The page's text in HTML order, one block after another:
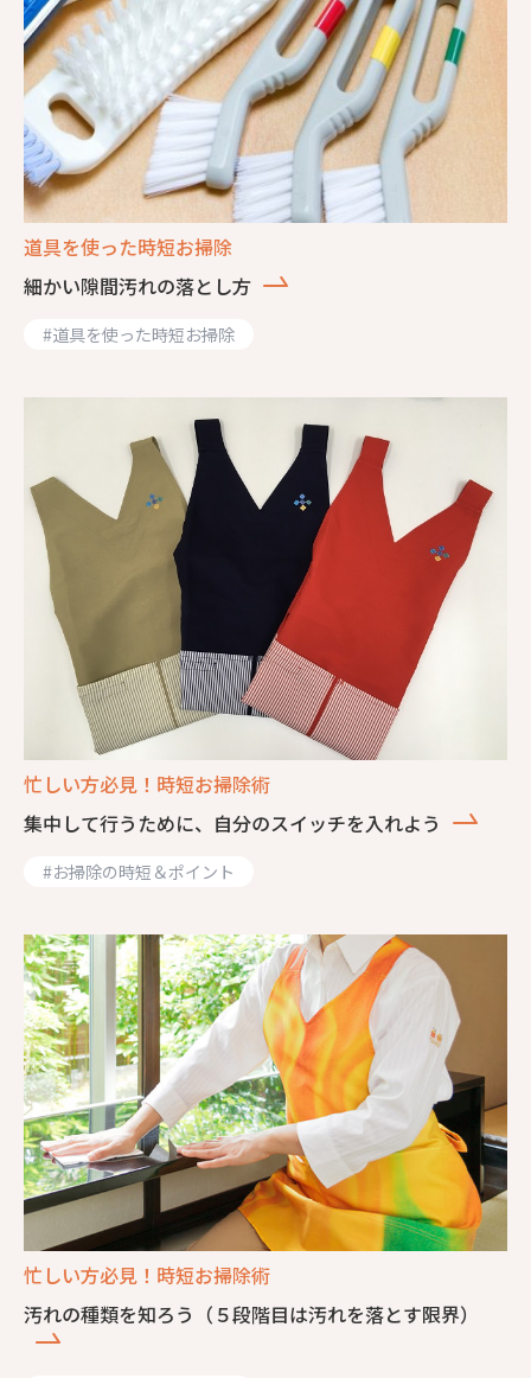
道具を使った時短お掃除
細かい隙間汚れの落とし方
#道具を使った時短お掃除
忙しい方必見！時短お掃除術
集中して行うために、自分のスイッチを入れよう
#お掃除の時短＆ポイント
忙しい方必見！時短お掃除術
汚れの種類を知ろう（５段階目は汚れを落とす限界）